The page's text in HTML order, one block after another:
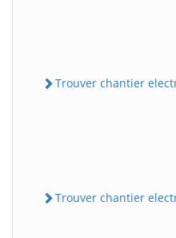
Trouver chantier
Trouver chantier